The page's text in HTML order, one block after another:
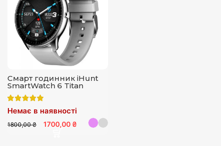
Смарт годинник iHunt
SmartWatch 6 Titan
Немає в наявності
1800,00 ₴ 1700,00 ₴